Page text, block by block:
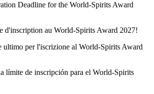
Deadline for the World-Spirits Award
d'inscription au World-Spirits Award 2027!
ultimo per l'iscrizione al World-Spirits Award
límite de inscripción para el World-Spirits